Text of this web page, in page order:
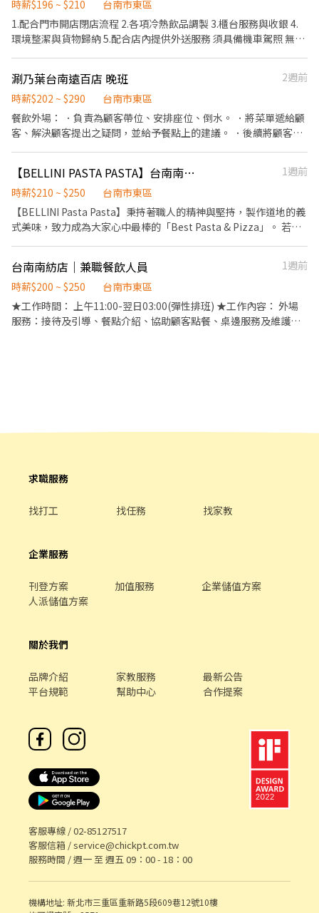
✅工作時段 早班：09:00~18:00或19:00 中班：11:00~20:00 晚班：
18:30~22:30 (排班區間另安排休息時間，週六、週日有一天可排班
者尤佳。) ※彈性排班可討論喔。週六與週日正常工時出勤每小時再
時再加5圓，國定假日除外。 ✅工作時段說明：依店鋪營運需求排
班；兼職人員每月可配合排班時數須達60小時以上。 ✅提供免費溫
馨員工餐點、交通便利通勤上班很方便。 ✅歡迎無餐飲工作經驗、
對餐飲業有熱忱的您，加入三澧餐飲集團。 ------------------------
------------------------------------------------- 『加入三澧 成為家
人』共同創造無限可能。 1998年於台灣成立-日商三澧餐飲集團
HUMAX ASIA，屬於日本Wondertable餐飲集團在台分公司。 深耕
含， ★義式料理餐廳：BELLINI CAFFÈ、BELLINI Pasta Pasta、
MOLINO手工義大利麵 ★日式鍋物餐廳：Mo-Mo-Paradise壽喜燒
★日式天婦羅專門店：天吉屋、吉天麩羅 全台直營店鋪皆位於各大
百貨商場，並持續穩定發展中。 ------------------------------------
-------------------------------------- 【應徵須知】 ①詳閱工作內容
後，請審慎提出應徵申請。 ②履歷初審合適者，將邀請實體面談，
初審資格不符者則不另行通知。 ③錄取的實際任用職稱及薪資，依
面談結果與經驗核定職級。
時薪$196 ~ $210
台南市東區
1.配合門市開店閉店流程 2.各項冷熱飲品調製 3.櫃台服務與收銀 4.
環境整潔與貨物歸納 5.配合店內提供外送服務 須具備機車駕照 無相
涮乃葉台南遠百店 晚班
2週前
時薪$202 ~ $290
台南市東區
餐飲外場： ．負責為顧客帶位、安排座位、倒水。 ．將菜單遞給顧
客、解決顧客提出之疑問，並給予餐點上的建議。 ．後續將顧客點
負責結帳、收銀等工作。 餐飲內場： ．擔任廚師的助手，處理烹飪
前與烹飪中之準備工作與其他餐廳相關事務。 ．負責洗、剝、削、
切各種食材。 ．負責清理工作環境、設備和餐具。 ．準備不同餐點
所需要的食材。 ．協助測量食材的容量與重量。 ．負責擺盤、打包
【BELLINI PASTA PASTA】台南南紡店-外場兼職(晚班)-B11
1週前
時薪$210 ~ $250
台南市東區
【BELLINI Pasta Pasta】秉持著職人的精神與堅持，製作道地的義
式美味，致力成為大家心中最棒的「Best Pasta & Pizza」。 若您
作 2. 內、外場聯繫及顧客諮詢服務 3. 店內環境、座位區清潔整理 4.
收銀結帳，開店前準備及閉店整理作業 5. 完成主管交付工作 ✅工作
時段 晚班：18:00~22:00或22:30 ※彈性排班可討論喔。週六與週日
正常工時出勤每小時再加5圓，國定假日除外。 ✅工作時段說明：依
連鎖餐飲品牌包含， ★義式料理餐廳：BELLINI CAFFÈ、BELLINI
店鋪皆位於各大百貨商場，並持續穩定發展中。 -------------------
知】 ①詳閱工作內容後，請審慎提出應徵申請。 ②履歷初審合適
台南南紡店｜兼職餐飲人員
1週前
時薪$200 ~ $250
台南市東區
★工作時間： 上午11:00-翌日03:00(彈性排班) ★工作內容： 外場
服務：接待及引導、餐點介紹、協助顧客點餐、桌邊服務及維護環
求職服務
找打工 找任務 找家教
企業服務
刊登方案 加值服務
企業儲值方案
人派儲值方案
關於我們
品牌介紹 家教服務
最新公告
平台規範
幫助中心 合作提案
客服專線 /02-85127517
客服信箱 /service@chickpt.com.tw
服務時間 / 週一 至 週五 09：00 - 18：00
機構地址: 新北市三重區重新路5段609巷12號10樓